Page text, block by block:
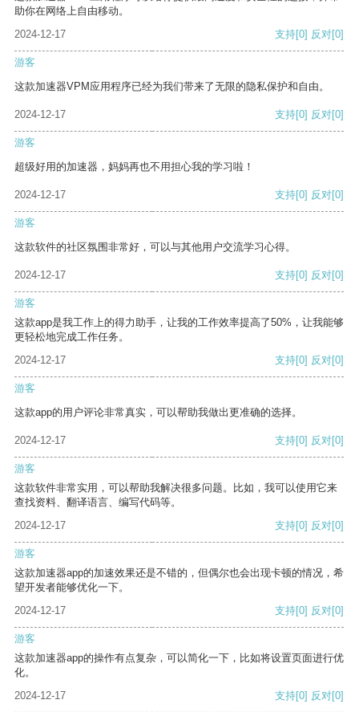
助你在网络上自由移动。
2024-12-17
支持[0] 反对[0]
游客
这款加速器VPM应用程序已经为我们带来了无限的隐私保护和自由。
2024-12-17 支持[0] 反对[0]
游客
超级好用的加速器，妈妈再也不用担心我的学习啦！
2024-12-17 支持[0] 反对[0]
游客
这款软件的社区氛围非常好，可以与其他用户交流学习心得。
2024-12-17 支持[0] 反对[0]
游客
这款app是我工作上的得力助手，让我的工作效率提高了50%，让我能够
更轻松地完成工作任务。
2024-12-17
支持[0] 反对[0]
游客
这款app的用户评论非常真实，可以帮助我做出更准确的选择。
2024-12-17 支持[0] 反对[0]
游客
这款软件非常实用，可以帮助我解决很多问题。比如，我可以使用它来
查找资料、翻译语言、编写代码等。
2024-12-17
支持[0] 反对[0]
游客
这款加速器app的加速效果还是不错的，但偶尔也会出现卡顿的情况，希
望开发者能够优化一下。
2024-12-17
支持[0] 反对[0]
游客
这款加速器app的操作有点复杂，可以简化一下，比如将设置页面进行优
化。
2024-12-17
支持[0] 反对[0]